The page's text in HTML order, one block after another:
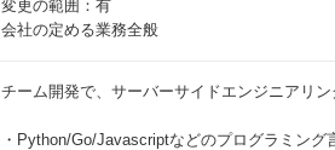
変更の範囲：有
会社の定める業務全般
チーム開発で、サーバーサイドエンジニアリン
・Python/Go/Javascriptなどのプログラミング